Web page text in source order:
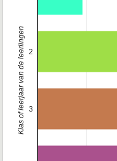
2
3
Klas of leerjaar van de leerlingen